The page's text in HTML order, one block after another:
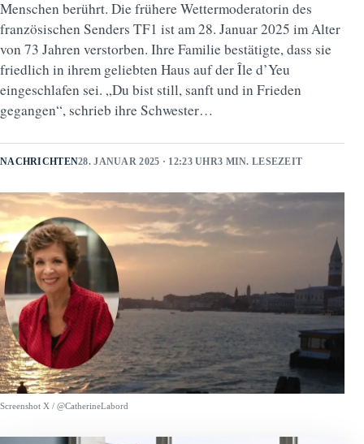
Menschen berührt. Die frühere Wettermoderatorin des
französischen Senders TF1 ist am 28. Januar 2025 im Alter
von 73 Jahren verstorben. Ihre Familie bestätigte, dass sie
friedlich in ihrem geliebten Haus auf der Île d’Yeu
eingeschlafen sei. „Du bist still, sanft und in Frieden
gegangen“, schrieb ihre Schwester…
NACHRICHTEN28. JANUAR 2025 · 12:23 UHR3 MIN. LESEZEIT
Screenshot X / @CatherineLabord